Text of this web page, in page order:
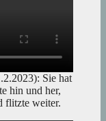
Sie hat
hin und her,
flitzte weiter.